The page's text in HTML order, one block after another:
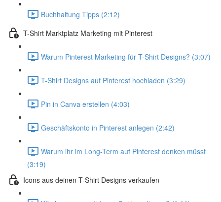
Buchhaltung Tipps (2:12)
T-Shirt Marktplatz Marketing mit Pinterest
Warum Pinterest Marketing für T-Shirt Designs? (3:07)
T-Shirt Designs auf Pinterest hochladen (3:29)
Pin in Canva erstellen (4:03)
Geschäftskonto in Pinterest anlegen (2:42)
Warum ihr im Long-Term auf Pinterest denken müsst
(3:19)
Icons aus deinen T-Shirt Designs verkaufen